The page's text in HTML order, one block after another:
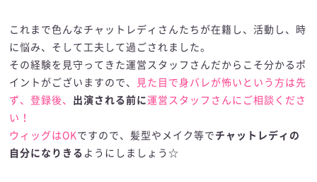
これまで色んなチャットレディさんたちが在籍し、活動し、時
に悩み、そして工夫して過ごされました。
その経験を見守ってきた運営スタッフさんだからこそ分かるポ
イントがございますので、
見た目で身バレが怖いという方は先
ず、登録後、 出演される前に運営スタッフさんにご相談くださ
い！
ウィッグはOK ですので、髪型やメイク等で チャットレディの
自分になりきる ようにしましょう☆